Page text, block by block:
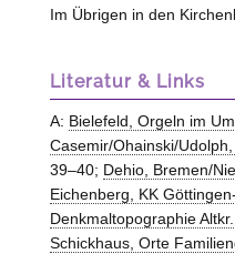
Im Übrigen in den
Literatur & Links
A: Bielefeld, Orgeln im
Casemir/Ohainski/
39–40; Dehio, Bremen/
Eichenberg, KK
Denkmaltopographie
Schickhaus, Orte